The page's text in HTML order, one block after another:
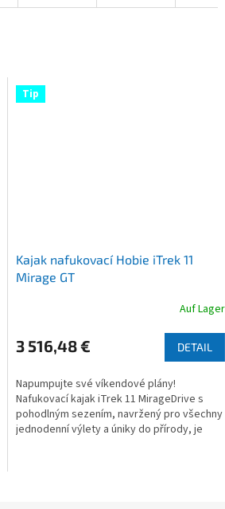
Tip
Kajak nafukovací Hobie iTrek 11
Mirage GT
Produktbewertung
ist
von
5
Sternen.
Auf Lager
3 516,48 € DETAIL
Napumpujte své víkendové plány!
Nafukovací kajak iTrek 11 MirageDrive s
pohodlným sezením, navržený pro všechny
jednodenní výlety a úniky do přírody, je